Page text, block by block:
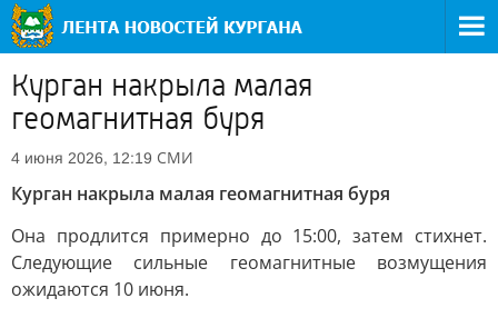
Курган накрыла малая
геомагнитная буря
4 июня 2026, 12:19 СМИ
Курган накрыла малая геомагнитная буря
Она продлится примерно до 15:00, затем стихнет.
Следующие сильные геомагнитные возмущения
ожидаются 10 июня.